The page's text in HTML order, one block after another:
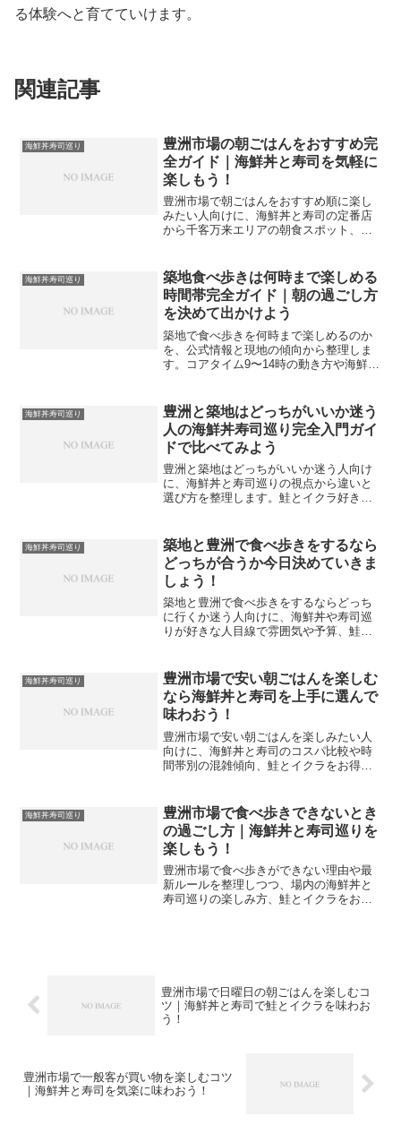
る体験へと育てていけます。
関連記事
海鮮丼寿司巡り
豊洲市場の朝ごはんをおすすめ完
全ガイド｜海鮮丼と寿司を気軽に
楽しもう！
豊洲市場で朝ごはんをおすすめ順に楽し
みたい人向けに、海鮮丼と寿司の定番店
から千客万来エリアの朝食スポット、時
海鮮丼寿司巡り
築地食べ歩きは何時まで楽しめる
時間帯完全ガイド｜朝の過ごし方
を決めて出かけよう
築地で食べ歩きを何時まで楽しめるのか
を、公式情報と現地の傾向から整理しま
す。コアタイム9〜14時の動き方や海鮮丼
できるように解説します。
海鮮丼寿司巡り
豊洲と築地はどっちがいいか迷う
人の海鮮丼寿司巡り完全入門ガイ
ドで比べてみよう
豊洲と築地はどっちがいいか迷う人向け
に、海鮮丼と寿司巡りの視点から違いと
選び方を整理します。鮭とイクラ好きの
東京観光でも迷わず計画できます。家族
旅行や一人旅にも役立ちます。
海鮮丼寿司巡り
築地と豊洲で食べ歩きをするなら
どっちが合うか今日決めていきま
しょう！
築地と豊洲で食べ歩きをするならどっち
に行くか迷う人向けに、海鮮丼や寿司巡
りが好きな人目線で雰囲気や予算、鮭と
海鮮丼寿司巡り
豊洲市場で安い朝ごはんを楽しむ
なら海鮮丼と寿司を上手に選んで
味わおう！
豊洲市場で安い朝ごはんを楽しみたい人
向けに、海鮮丼と寿司のコスパ比較や時
間帯別の混雑傾向、鮭とイクラをお得に
も迷わず満足できる朝ごはん計画を立て
やすくなりきっと役立ちます。
海鮮丼寿司巡り
豊洲市場で食べ歩きできないとき
の過ごし方｜海鮮丼と寿司巡りを
楽しもう！
豊洲市場で食べ歩きができない理由や最
新ルールを整理しつつ、場内の海鮮丼と
寿司巡りの楽しみ方、鮭とイクラをおい
豊洲市場で日曜日の朝ごはんを楽しむコ
ツ｜海鮮丼と寿司で鮭とイクラを味わお
う！
豊洲市場で一般客が買い物を楽しむコツ
｜海鮮丼と寿司を気楽に味わおう！